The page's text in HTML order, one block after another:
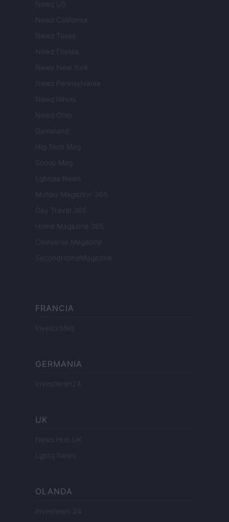
Newz US
Newz California
Newz Texas
Newz Florida
Newz New York
Newz Pennsylvania
Newz Illinois
Newz Ohio
Gameland
Hig Tech Mag
Scoop Mag
Lgbtqia News
Motors Magazine 365
Day Travel 365
Home Magazine 365
Cineverse Magazine
SecondHomeMagazine
FRANCIA
InvestirMag
GERMANIA
Investieren24
UK
News Hub UK
Lgbtq News
OLANDA
Investeren 24